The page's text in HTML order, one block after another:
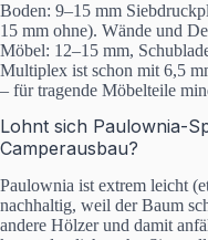
Boden: 9–15 mm
15 mm ohne). Wände und
Möbel: 12–15 mm,
Multiplex ist schon mit 6,5
– für tragende Möbelteile
Lohnt sich Paulownia-
Camperausbau?
Paulownia ist extrem leicht
nachhaltig, weil der Baum
andere Hölzer und damit